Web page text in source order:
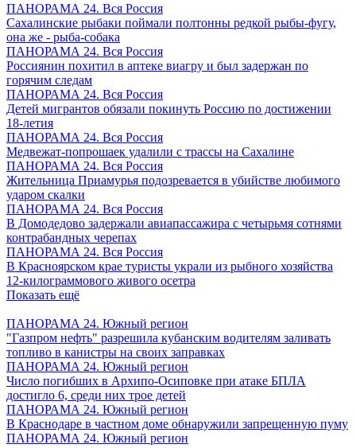
ПАНОРАМА 24. Вся Россия
Сахалинские рыбаки поймали полтонны редкой рыбы-фугу,
она же - рыба-собака
ПАНОРАМА 24. Вся Россия
Россиянин похитил в аптеке виагру и был задержан по
горячим следам
ПАНОРАМА 24. Вся Россия
Детей мигрантов обязали покинуть Россию по достижении
18-летия
ПАНОРАМА 24. Вся Россия
Медвежат-попрошаек удалили с трассы на Сахалине
ПАНОРАМА 24. Вся Россия
Жительница Приамурья подозревается в убийстве любимого
ударом скалки
ПАНОРАМА 24. Вся Россия
В Домодедово задержали авиапассажира с четырьмя сотнями
контрабандных черепах
ПАНОРАМА 24. Вся Россия
В Красноярском крае туристы украли из рыбного хозяйства
12-килограммового живого осетра
Показать ещё
ПАНОРАМА 24. Южный регион
"Газпром нефть" разрешила кубанским водителям заливать
топливо в канистры на своих заправках
ПАНОРАМА 24. Южный регион
Число погибших в Архипо-Осиповке при атаке БПЛА
достигло 6, среди них трое детей
ПАНОРАМА 24. Южный регион
В Краснодаре в частном доме обнаружили запрещенную пуму
ПАНОРАМА 24. Южный регион